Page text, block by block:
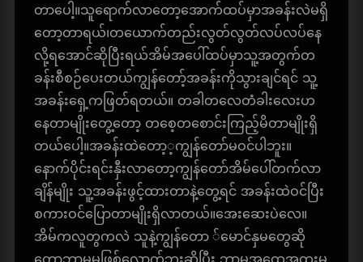
တာပေါ့။သူရောက်လာတော့အောက်ထပ်မှာအခန်းလဲမရှိ
တော့တာရယ်၊တယောက်တည်းလွတ်လွတ်လပ်လပ်နေ
လို့ရအောင်ဆိုပြီးရယ်အိမ်အပေါ်ထပ်မှာသူ့အတွက်တ
ခန်းစီစဉ်ပေးတယ်ကျွန်တော့်အခန်းကိုသွားချင်ရင် သူ့
အခန်းရှေ့ကဖြတ်ရတယ်။ တခါတလေတံခါးလေးဟ
နေတာမျိုးတွေ့တော့ တစေ့တစောင်းကြည့်မိတာမျိုးရှိ
တယ်ပေါ့။အခန်းထဲတော့့ကျွန်တော်မဝင်ပါဘူး။
နောက်ပိုင်းရင်းနှီးလာတော့ကျွန်တော်အိမ်ပေါ်တက်လာ
ချိန်မျိုး သူ့အခန်းဖွင့်ထားတာနဲ့တွေ့ရင် အခန်းထဲဝင်ပြီး
စကားဝင်ပြောတာမျိုးရှိလာတယ်။အေးဆေးပဲလေ။
အိမ်ကလူတွကလဲ သူနဲ့ကျွန်တော ်မောင်နှမတွေဆို
တော့ဘာမှမဖြစ်လောက်ဘူးဆိုပြီး ဘာမှအထွေအထူးမ